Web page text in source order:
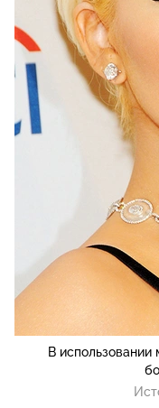
В использовании